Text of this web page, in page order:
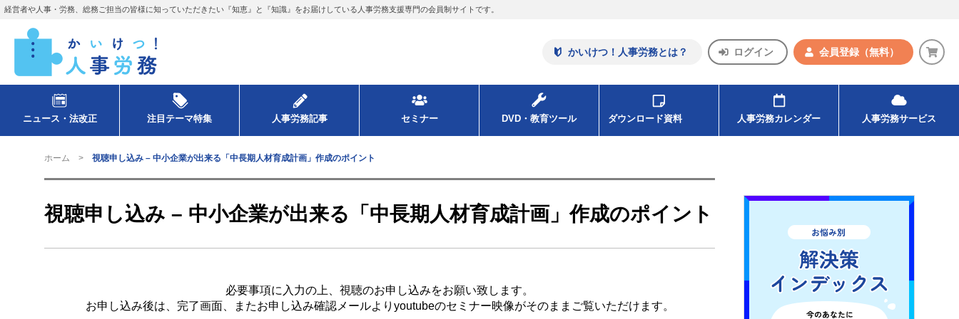
経営者や人事・労務、総務ご担当の皆様に知っていただきたい『知恵』と『知識』をお届けしている人事労務支援専門の会員制サイトです。
かいけつ！人事労務とは？ ログイン 会員登録 （無料）
ニュース・法改正 注目テーマ特集 人事労務記事 セミナー DVD・教育ツール ダウンロード資料 人事労務カレンダー 人事労務サービス
ホーム 視聴申し込み – 中小企業が出来る「中長期人材育成計画」作成のポイント
視聴申し込み – 中小企業が出来る「中長期人材育成計画」作成のポイント
必要事項に入力の上、視聴のお申し込みをお願い致します。
お申し込み後は、完了画面、またお申し込み確認メールよりyoutubeのセミナー映像がそのままご覧いただけます。